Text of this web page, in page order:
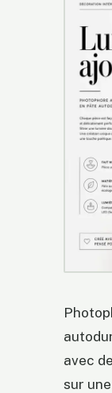
avec
sur